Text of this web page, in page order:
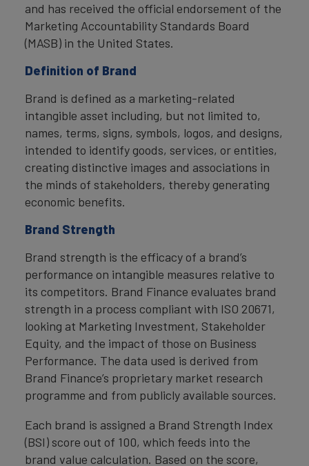
and has received the official endorsement of the
Marketing Accountability Standards Board
(MASB) in the United States.
Definition of Brand
Brand is defined as a marketing-related
intangible asset including, but not limited to,
names, terms, signs, symbols, logos, and designs,
intended to identify goods, services, or entities,
creating distinctive images and associations in
the minds of stakeholders, thereby generating
economic benefits.
Brand Strength
Brand strength is the efficacy of a brand’s
performance on intangible measures relative to
its competitors. Brand Finance evaluates brand
strength in a process compliant with ISO 20671,
looking at Marketing Investment, Stakeholder
Equity, and the impact of those on Business
Performance. The data used is derived from
Brand Finance’s proprietary market research
programme and from publicly available sources.
Each brand is assigned a Brand Strength Index
(BSI) score out of 100, which feeds into the
brand value calculation. Based on the score,